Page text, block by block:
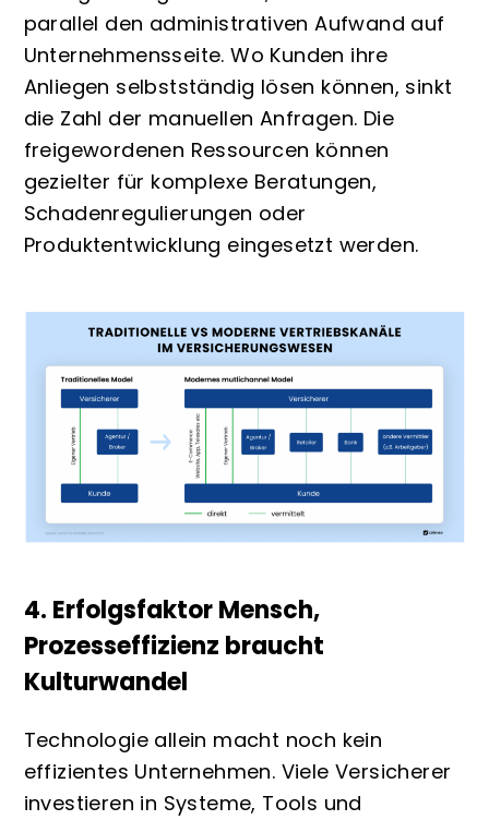
parallel den administrativen Aufwand auf
Unternehmensseite. Wo Kunden ihre
Anliegen selbstständig lösen können, sinkt
die Zahl der manuellen Anfragen. Die
freigewordenen Ressourcen können
gezielter für komplexe Beratungen,
Schadenregulierungen oder
Produktentwicklung eingesetzt werden.
4. Erfolgsfaktor Mensch,
Prozesseffizienz braucht
Kulturwandel
Technologie allein macht noch kein
effizientes Unternehmen. Viele Versicherer
investieren in Systeme, Tools und